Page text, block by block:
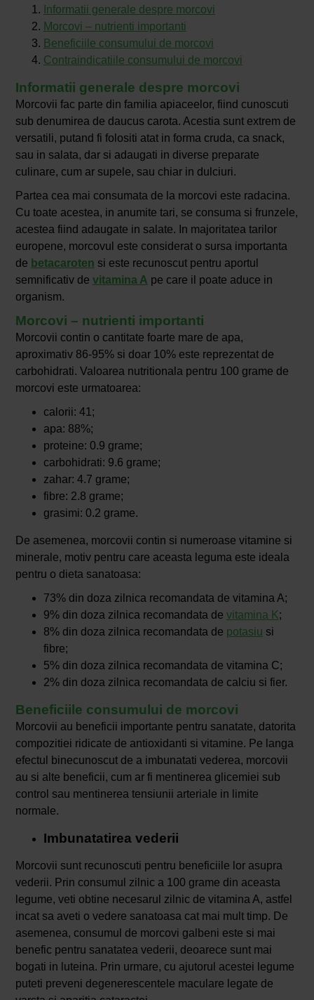
Informatii generale despre morcovi
Morcovi – nutrienti importanti
Beneficiile consumului de morcovi
Contraindicatiile consumului de morcovi
Informatii generale despre morcovi
Morcovii fac parte din familia apiaceelor, fiind cunoscuti
sub denumirea de daucus carota. Acestia sunt extrem de
versatili, putand fi folositi atat in forma cruda, ca snack,
sau in salata, dar si adaugati in diverse preparate
culinare, cum ar supele, sau chiar in dulciuri.
Partea cea mai consumata de la morcovi este radacina.
Cu toate acestea, in anumite tari, se consuma si frunzele,
acestea fiind adaugate in salate. In majoritatea tarilor
europene, morcovul este considerat o sursa importanta
de betacaroten si este recunoscut pentru aportul
semnificativ de vitamina A pe care il poate aduce in
organism.
Morcovi – nutrienti importanti
Morcovii contin o cantitate foarte mare de apa,
aproximativ 86-95% si doar 10% este reprezentat de
carbohidrati. Valoarea nutritionala pentru 100 grame de
morcovi este urmatoarea:
calorii: 41;
apa: 88%;
proteine: 0.9 grame;
carbohidrati: 9.6 grame;
zahar: 4.7 grame;
fibre: 2.8 grame;
grasimi: 0.2 grame.
De asemenea, morcovii contin si numeroase vitamine si
minerale, motiv pentru care aceasta leguma este ideala
pentru o dieta sanatoasa:
73% din doza zilnica recomandata de vitamina A;
9% din doza zilnica recomandata de vitamina K;
8% din doza zilnica recomandata de potasiu si
fibre;
5% din doza zilnica recomandata de vitamina C;
2% din doza zilnica recomandata de calciu si fier.
Beneficiile consumului de morcovi
Morcovii au beneficii importante pentru sanatate, datorita
compozitiei ridicate de antioxidanti si vitamine. Pe langa
efectul binecunoscut de a imbunatati vederea, morcovii
au si alte beneficii, cum ar fi mentinerea glicemiei sub
control sau mentinerea tensiunii arteriale in limite
normale.
Imbunatatirea vederii
Morcovii sunt recunoscuti pentru beneficiile lor asupra
vederii. Prin consumul zilnic a 100 grame din aceasta
legume, veti obtine necesarul zilnic de vitamina A, astfel
incat sa aveti o vedere sanatoasa cat mai mult timp. De
asemenea, consumul de morcovi galbeni este si mai
benefic pentru sanatatea vederii, deoarece sunt mai
bogati in luteina. Prin urmare, cu ajutorul acestei legume
puteti preveni degenerescentele maculare legate de